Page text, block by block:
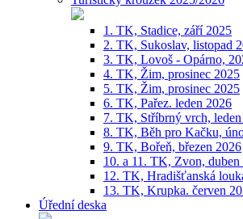
1. TK, Stadice, září 2025
2. TK, Sukoslav, listopad
3. TK, Lovoš - Opárno,
4. TK, Žim, prosinec 2025
5. TK, Žim, prosinec 2025
6. TK, Pařez. leden 2026
7. TK, Stříbrný vrch,
8. TK, Běh pro Kačku,
9. TK, Bořeň, březen 2026
10. a 11. TK, Zvon, duben
12. TK, Hradišťanská
13. TK, Krupka. červen
Úřední deska